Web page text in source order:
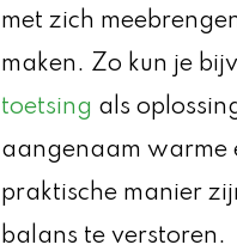
met zich
maken. Zo kun je
toetsing als
aangenaam warme
praktische manier
balans te verstoren.